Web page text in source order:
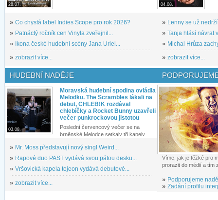
28.07.
» Co chystá label Indies Scope pro rok 2026?
» Patnáctý ročník cen Vinyla zveřejnil...
»
Ikona české hudební scény Jana Uriel...
» zobrazit více...
04.08.
» Lenny se už
» Tanja hlásí návrat
» Michal Hrůza
» zobrazit více...
HUDEBNÍ NADĚJE
03.08.
Moravská hudební spodina ovládla
Melodku. The Scrambles lákali na
debut, CHLEB!K rozdával
chlebíčky a Rocket Bunny uzavřeli
večer punkrockovou jistotou
Poslední červencový večer se na
brněnské Melodce setkaly tři kapely...
» Mr. Moss představují nový singl Weird...
» Rapové duo PAST vydává svou pátou desku...
» Vršovická kapela tojeon vydává debutové...
» zobrazit více...
Víme, jak je těžké pro
prorazit do médií a tím
» Podporujeme
» Zadání profilu